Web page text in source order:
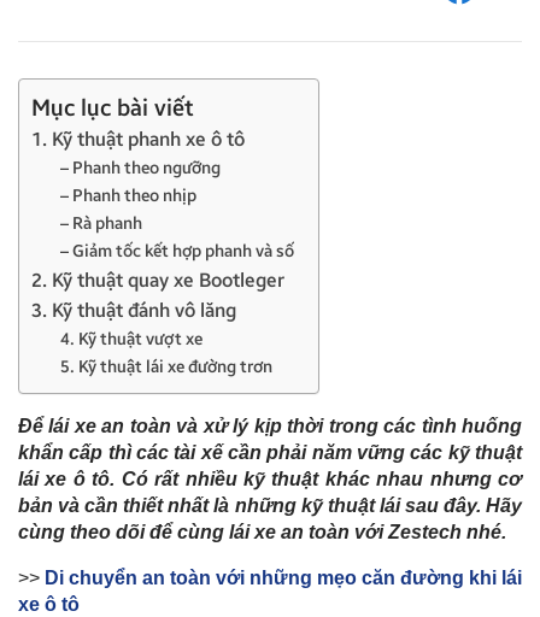
Mục lục bài viết
1. Kỹ thuật phanh xe ô tô
– Phanh theo ngưỡng
– Phanh theo nhịp
– Rà phanh
– Giảm tốc kết hợp phanh và số
2. Kỹ thuật quay xe Bootleger
3. Kỹ thuật đánh vô lăng
4. Kỹ thuật vượt xe
5. Kỹ thuật lái xe đường trơn
Để lái xe an toàn và xử lý kịp thời trong các tình huống
khẩn cấp thì các tài xế cần phải năm vững các kỹ thuật
lái xe ô tô. Có rất nhiều kỹ thuật khác nhau nhưng cơ
bản và cần thiết nhất là những kỹ thuật lái sau đây. Hãy
cùng theo dõi để cùng lái xe an toàn với Zestech nhé.
>> Di chuyển an toàn với những mẹo căn đường khi lái
xe ô tô